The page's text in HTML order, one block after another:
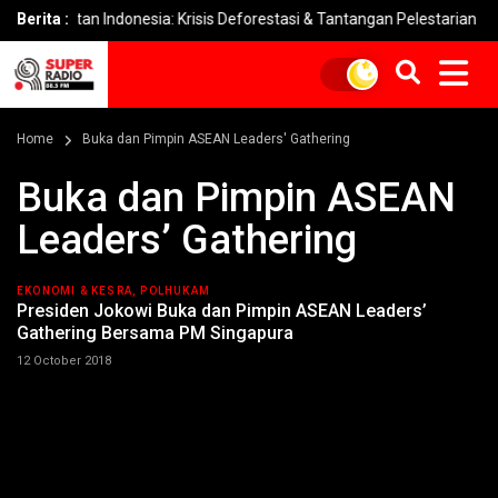
Berita :Indonesia: Krisis Deforestasi & Tantangan Pelestarian
Home Buka dan Pimpin ASEAN Leaders' Gathering
Buka dan Pimpin ASEAN
Leaders’ Gathering
EKONOMI & KESRA, POLHUKAM
Presiden Jokowi Buka dan Pimpin ASEAN Leaders’
Gathering Bersama PM Singapura
12 October 2018